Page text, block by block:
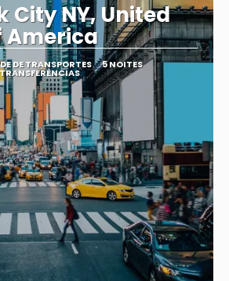
City NY, United
America
DE TRANSPORTES 5 NOITES